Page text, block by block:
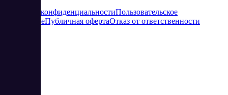
Политика конфиденциальностиПользовательское
соглашениеПубличная офертаОтказ от ответственности